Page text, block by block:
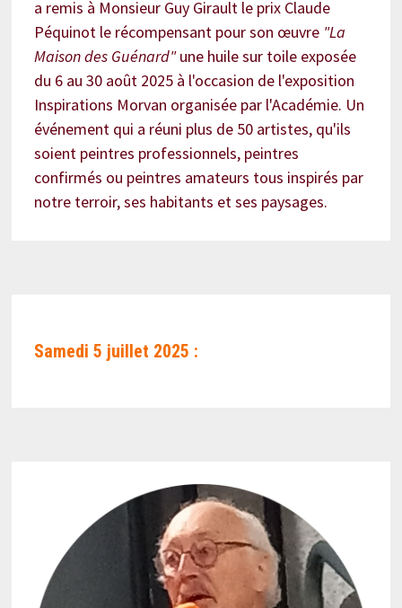
a remis à Monsieur Guy Girault le prix Claude
Péquinot le récompensant pour son œuvre "La
Maison des Guénard"une huile sur toile exposée
du 6 au 30 août 2025 à l'occasion de l'exposition
Inspirations Morvan organisée par l'Académie. Un
événement qui a réuni plus de 50 artistes, qu'ils
soient peintres professionnels, peintres
confirmés ou peintres amateurs tous inspirés par
notre terroir, ses habitants et ses paysages.
Samedi 5 juillet 2025 :